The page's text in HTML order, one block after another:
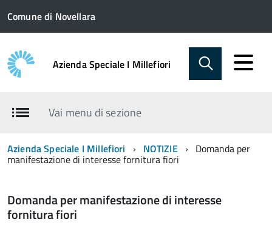
Comune di Novellara
Azienda Speciale I Millefiori
Vai menu di sezione
Azienda Speciale I Millefiori NOTIZIE Domanda per
manifestazione di interesse fornitura fiori
Domanda per manifestazione di interesse
fornitura fiori